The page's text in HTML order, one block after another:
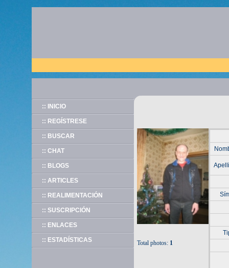
:: INICIO
:: REGÍSTRESE
:: BUSCAR
:: CHAT
:: BLOGS
:: ARTICLES
:: REALIMENTACIÓN
:: SUSCRIPCIÓN
:: ENLACES
:: ESTADÍSTICAS Total photos: 1